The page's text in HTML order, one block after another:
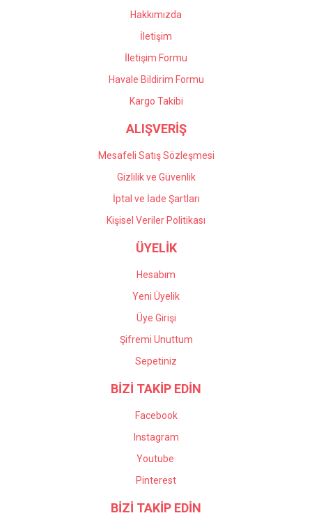
Hakkımızda
İletişim
İletişim Formu
Havale Bildirim Formu
Kargo Takibi
ALIŞVERİŞ
Mesafeli Satış Sözleşmesi
Gizlilik ve Güvenlik
İptal ve İade Şartları
Kişisel Veriler Politikası
ÜYELİK
Hesabım
Yeni Üyelik
Üye Girişi
Şifremi Unuttum
Sepetiniz
BİZİ TAKİP EDİN
Facebook
Instagram
Youtube
Pinterest
BİZİ TAKİP EDİN